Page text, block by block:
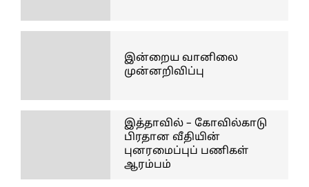
இன்றைய வானிலை
முன்னறிவிப்பு
இத்தாவில் – கோவில்காடு
பிரதான வீதியின்
புனரமைப்புப் பணிகள்
ஆரம்பம்